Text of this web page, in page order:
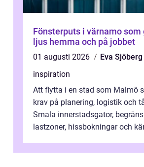
Fönsterputs i värnamo som
ljus hemma och på jobbet
01 augusti 2026
Eva Sjöberg
inspiration
Att flytta i en stad som Malmö
krav på planering, logistik och
Smala innerstadsgator,
lastzoner, hissbokningar och